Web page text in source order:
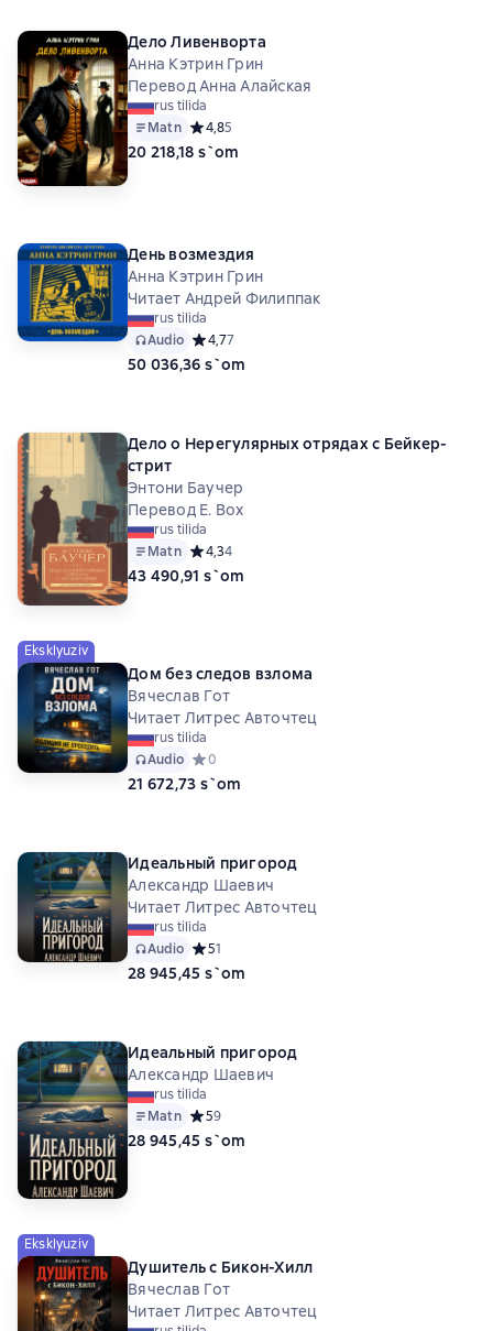
Дело Ливенворта
Анна Кэтрин Грин
Перевод Анна Алайская
rus tilida
Matn Средний рейтинг 4,8 на основе 5 оценок
4,85
20 218,18 s`om
День возмездия
Анна Кэтрин Грин
Читает Андрей Филиппак
rus tilida
Audio Средний рейтинг 4,7 на основе 7 оценок
4,77
50 036,36 s`om
Дело о Нерегулярных отрядах с Бейкер-
стрит
Энтони Баучер
Перевод Е. Вох
rus tilida
Matn Средний рейтинг 4,3 на основе 4 оценок
4,34
43 490,91 s`om
Eksklyuziv
Дом без следов взлома
Вячеслав Гот
Читает Литрес Авточтец
rus tilida
Audio Средний рейтинг 0 на основе 0 оценок
0
21 672,73 s`om
Идеальный пригород
Александр Шаевич
Читает Литрес Авточтец
rus tilida
Audio Средний рейтинг 5 на основе 1 оценок
51
28 945,45 s`om
Идеальный пригород
Александр Шаевич
rus tilida
Matn Средний рейтинг 5 на основе 9 оценок
59
28 945,45 s`om
Eksklyuziv
Душитель с Бикон-Хилл
Вячеслав Гот
Читает Литрес Авточтец